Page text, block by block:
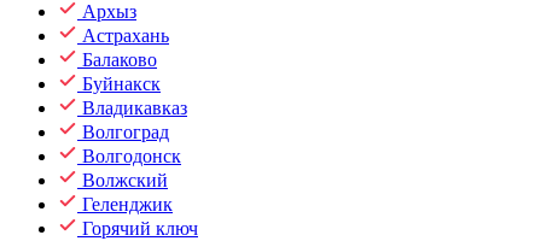
Архыз
Астрахань
Балаково
Буйнакск
Владикавказ
Волгоград
Волгодонск
Волжский
Геленджик
Горячий ключ